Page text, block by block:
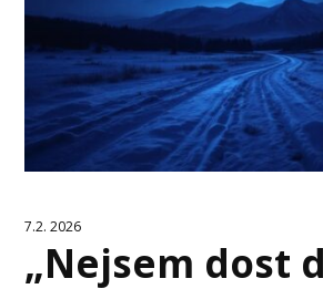
7.2. 2026
„Nejsem dost